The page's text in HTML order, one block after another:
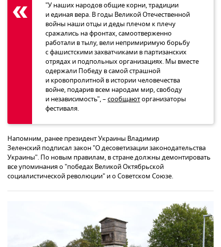
"У наших народов общие корни, традиции
и единая вера. В годы Великой Отечественной
войны наши отцы и деды плечом к плечу
сражались на фронтах, самоотверженно
работали в тылу, вели непримиримую борьбу
с фашистскими захватчиками в партизанских
отрядах и подпольных организациях. Мы вместе
одержали Победу в самой страшной
и кровопролитной в истории человечества
войне, подарив всем народам мир, свободу
и независимость", – сообщаюторганизаторы
фестиваля.
Напомним, ранее президент Украины Владимир
Зеленский подписал закон "О десоветизации законодательства
Украины". По новым правилам, в стране должны демонтировать
все упоминания о "победах Великой Октябрьской
социалистической революции" и о Советском Союзе.